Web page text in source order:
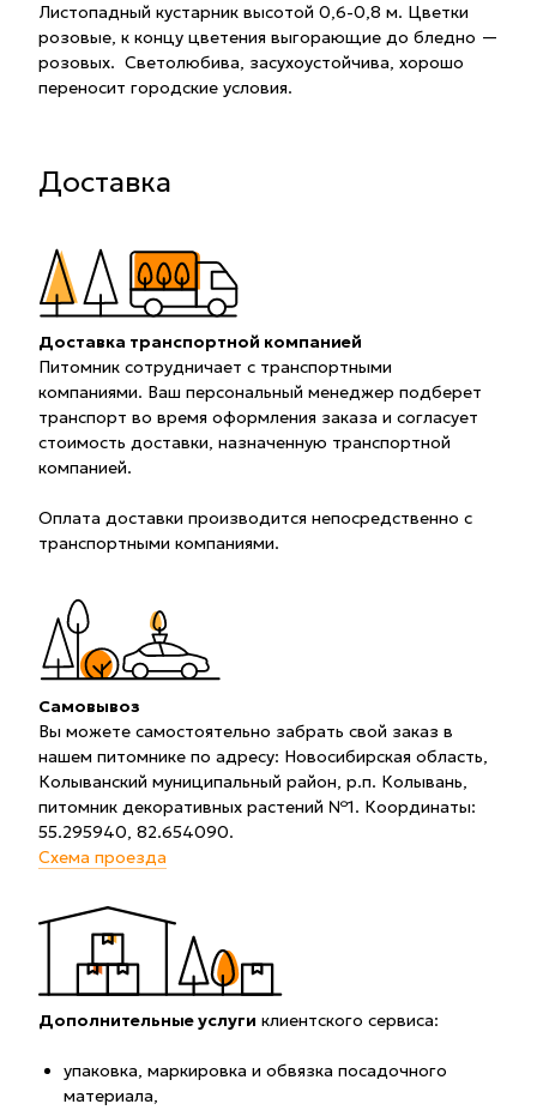
Листопадный кустарник высотой 0,6-0,8 м. Цветки
розовые, к концу цветения выгорающие до бледно —
розовых. Светолюбива, засухоустойчива, хорошо
переносит городские условия.
Доставка
Доставка транспортной компанией
Питомник сотрудничает с транспортными
компаниями. Ваш персональный менеджер подберет
транспорт во время оформления заказа и согласует
стоимость доставки, назначенную транспортной
компанией.
Оплата доставки производится непосредственно с
транспортными компаниями.
Самовывоз
Вы можете самостоятельно забрать свой заказ в
нашем питомнике по адресу: Новосибирская область,
Колыванский муниципальный район, р.п. Колывань,
питомник декоративных растений №1. Координаты:
55.295940, 82.654090.
Схема проезда
Дополнительные услуги клиентского сервиса:
упаковка, маркировка и обвязка посадочного
материала,